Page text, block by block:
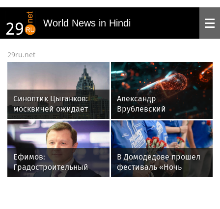
World News in Hindi
29ru.net
Синоптик Цыганков:
москвичей ожидает
падение температуры
на 5-7 градусов
Александр
Врублевский
предупредил об
активном солнце для
уязвимых групп
Ефимов:
Градостроительный
потенциал столицы
В Домодедове прошел
фестиваль «Ночь
тарана» в честь